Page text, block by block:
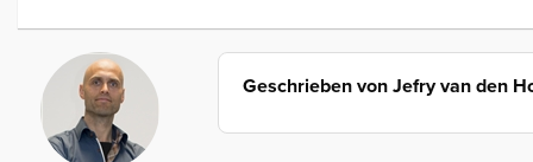
Geschrieben von Jefry van den